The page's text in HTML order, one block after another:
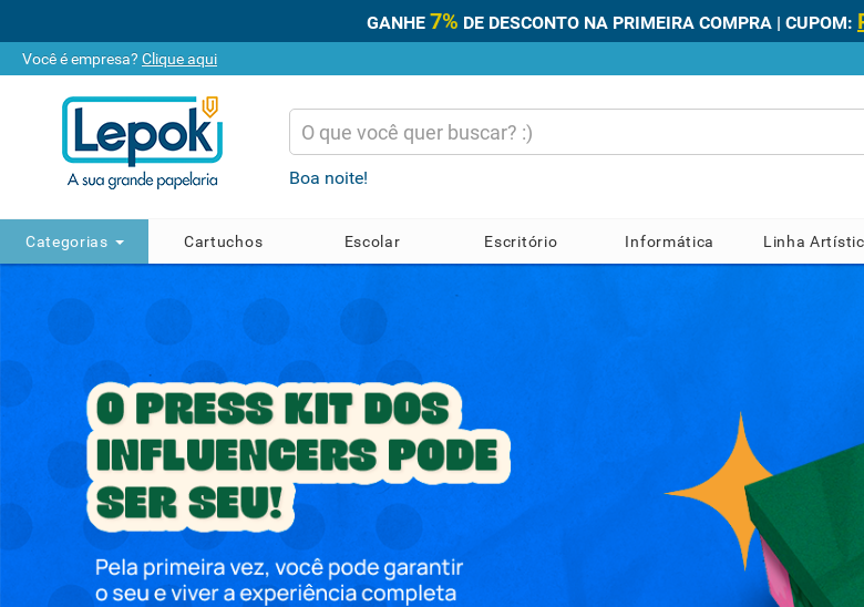
COMPRE ONLINE E RETIRE NA LOJA FÍSICA EM ATÉ2
Você é empresa? Clique aqui
Boa noite!
Categorias Cartuchos Escolar Escritório Informática Linha